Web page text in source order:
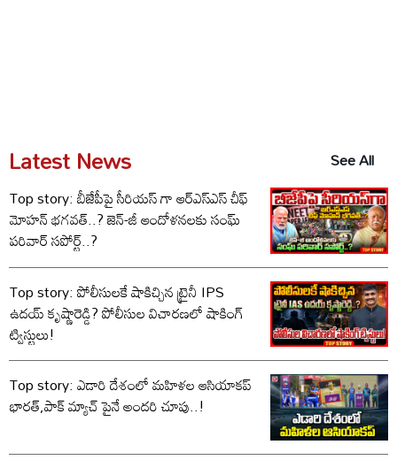
Latest News
See All
Top story: బీజేపీపై సీరియస్ గా ఆర్‌ఎస్‌ఎస్ చీఫ్
మోహన్ భగవత్..? జెన్-జీ ఆందోళనలకు సంఘ్
పరివార్ సపోర్ట్..?
Top story: పోలీసులకే షాకిచ్చిన ట్రైనీ IPS
ఉదయ్ కృష్ణారెడ్డి? పోలీసుల విచారణలో షాకింగ్
ట్విస్టులు!
Top story: ఎడారి దేశంలో మహిళల ఆసియాకప్
భారత్,పాక్ మ్యాచ్ పైనే అందరి చూపు..!